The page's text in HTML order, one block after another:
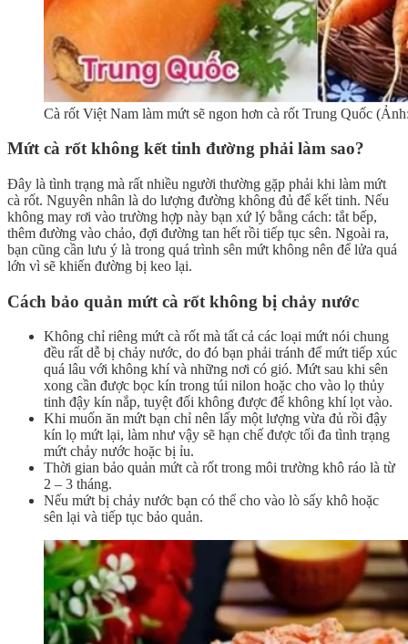
Cà rốt Việt Nam làm mứt sẽ ngon hơn cà rốt Trung Quốc
Mứt cà rốt không kết tinh đường phải làm sao?
Đây là tình trạng mà rất nhiều người thường gặp phải khi làm mứt
cà rốt. Nguyên nhân là do lượng đường không đủ để kết tinh. Nếu
không may rơi vào trường hợp này bạn xứ lý bằng cách: tắt bếp,
thêm đường vào chảo, đợi đường tan hết rồi tiếp tục sên. Ngoài ra,
bạn cũng cần lưu ý là trong quá trình sên mứt không nên để lửa quá
lớn vì sẽ khiến đường bị keo lại.
Cách bảo quản mứt cà rốt không bị chảy nước
Không chỉ riêng mứt cà rốt mà tất cả các loại mứt nói chung
đều rất dễ bị chảy nước, do đó bạn phải tránh để mứt tiếp xúc
quá lâu với không khí và những nơi có gió. Mứt sau khi sên
xong cần được bọc kín trong túi nilon hoặc cho vào lọ thủy
tinh đậy kín nắp, tuyệt đối không được để không khí lọt vào.
Khi muốn ăn mứt bạn chỉ nên lấy một lượng vừa đủ rồi đậy
kín lọ mứt lại, làm như vậy sẽ hạn chế được tối đa tình trạng
mứt chảy nước hoặc bị ỉu.
Thời gian bảo quản mứt cà rốt trong môi trường khô ráo là từ
2 – 3 tháng.
Nếu mứt bị chảy nước bạn có thể cho vào lò sấy khô hoặc
sên lại và tiếp tục bảo quản.